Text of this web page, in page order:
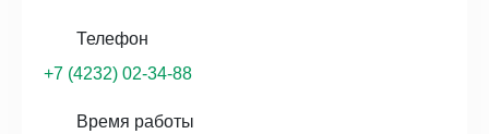
Телефон
+7 (4232) 02-34-88
Время работы